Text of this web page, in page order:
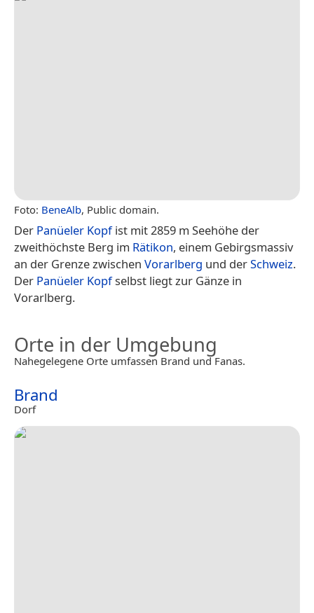
Foto: BeneAlb, Public domain.
Der Panüeler Kopfist mit 2859 m Seehöhe der
zweithöchste Berg im Rätikon, einem Gebirgsmassiv
an der Grenze zwischen Vorarlberg und derSchweiz.
Der Panüeler Kopfselbst liegt zur Gänze in
Vorarlberg.
Orte in der Umgebung
Nahegelegene Orte umfassen Brand und Fanas.
Brand
Dorf